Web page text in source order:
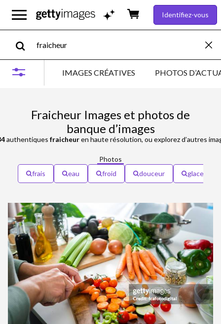
Identifiez-vous
IMAGES CRÉATIVES PHOTOS
Fraicheur Images et photos de
banque d’images
authentiques fraicheuren haute résolution, ou explorez d’autres
Photos
frais
eau froid douceur glace